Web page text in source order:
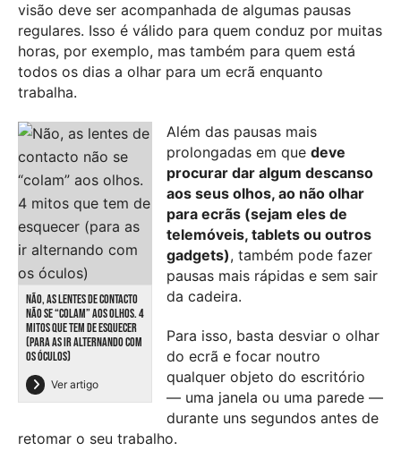
visão deve ser acompanhada de algumas pausas
regulares. Isso é válido para quem conduz por muitas
horas, por exemplo, mas também para quem está
todos os dias a olhar para um ecrã enquanto
trabalha.
NÃO, AS LENTES DE CONTACTO
NÃO SE “COLAM” AOS OLHOS. 4
MITOS QUE TEM DE ESQUECER
(PARA AS IR ALTERNANDO COM
OS ÓCULOS)
Ver artigo
Além das pausas mais
prolongadas em que deve
procurar dar algum descanso
aos seus olhos, ao não olhar
para ecrãs (sejam eles de
telemóveis, tablets ou outros
gadgets), também pode fazer
pausas mais rápidas e sem sair
da cadeira.
Para isso, basta desviar o olhar
do ecrã e focar noutro
qualquer objeto do escritório
— uma janela ou uma parede —
durante uns segundos antes de
retomar o seu trabalho.